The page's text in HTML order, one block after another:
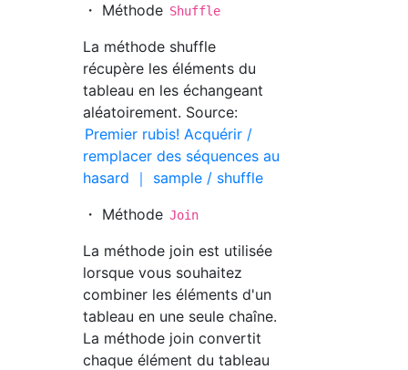
・ Méthode Shuffle
La méthode shuffle
récupère les éléments du
tableau en les échangeant
aléatoirement. Source:
Premier rubis! Acquérir /
remplacer des séquences au
hasard ｜ sample / shuffle
・ Méthode Join
La méthode join est utilisée
lorsque vous souhaitez
combiner les éléments d'un
tableau en une seule chaîne.
La méthode join convertit
chaque élément du tableau